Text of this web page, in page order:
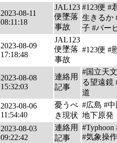
2023-08-11
08:11:18
JAL123
便墜落
事故
#123便 #
生きるか
子 #バー
2023-08-09
17:18:48
JAL123
便墜落
事故
#123便 #
2023-08-08
15:32:03
連絡用
記事
#国立天
る望遠鏡
道
2023-08-06
11:54:40
憂うべ
き現状
#広島 #
地下原発
2023-08-03
09:22:42
連絡用
記事
#Typhoon
#気象操作